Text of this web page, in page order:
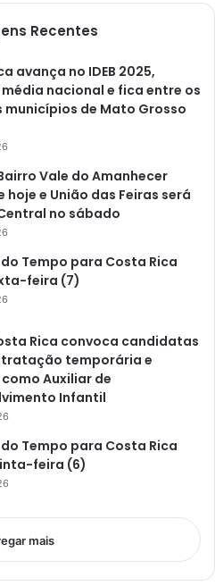
Recentes
avança no IDEB 2025,
nacional e fica entre os
municípios de Mato Grosso
Vale do Amanhecer
hoje e União das Feiras será
no sábado
Tempo para Costa Rica
feira (7)
Rica convoca candidatas
temporária e
Auxiliar de
Infantil
Tempo para Costa Rica
feira (6)
mais